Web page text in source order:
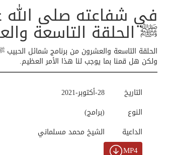
في شفاعته صلى الله
ﷺ الحلقة التاسعة
الحلقة التاسعة والعشرون من برنامج شمائل
ولكن هل قمنا بما يوجب لنا هذا الأمر العظيم.
28-أكتوبر-2021
التاريخ
(برامج)
النوع
الشيخ محمد مسلماني
الداعية
MP4